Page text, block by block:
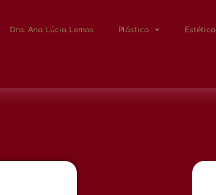
Dra. Ana Lúcia Lemos Plástica Estética